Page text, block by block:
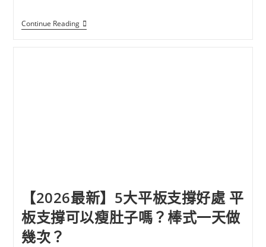
Continue Reading
【2026最新】5大平板支撐好處 平
板支撐可以瘦肚子嗎？棒式一天做
幾次？